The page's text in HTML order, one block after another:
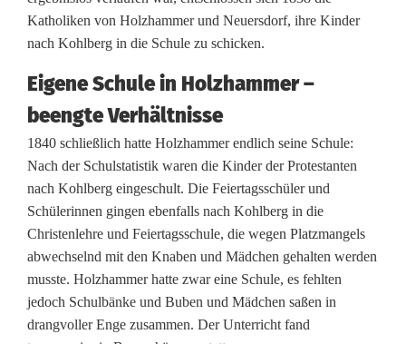
n
a
i
t
t
e
n
b
a
c
Katholiken von Holzhammer und Neuersdorf, ihre Kinder
nach Kohlberg in die Schule zu schicken.
Eigene Schule in Holzhammer –
beengte Verhältnisse
1840 schließlich hatte Holzhammer endlich seine Schule:
Nach der Schulstatistik waren die Kinder der Protestanten
nach Kohlberg eingeschult. Die Feiertagsschüler und
Schülerinnen gingen ebenfalls nach Kohlberg in die
Christenlehre und Feiertagsschule, die wegen Platzmangels
abwechselnd mit den Knaben und Mädchen gehalten werden
musste. Holzhammer hatte zwar eine Schule, es fehlten
jedoch Schulbänke und Buben und Mädchen saßen in
drangvoller Enge zusammen. Der Unterricht fand